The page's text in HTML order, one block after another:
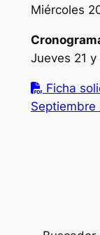
Miércoles
Jueves 21
Ficha